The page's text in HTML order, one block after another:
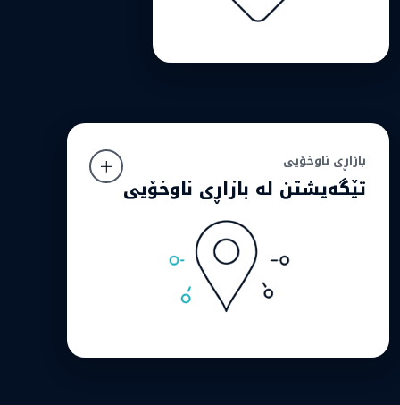
بازاڕی ناوخۆیی
تێگەیشتن لە بازاڕی ناوخۆیی
بازاڕی ناوخۆیی
تێگەیشتن لە بازاڕی ناوخۆیی
لە ئاستەنگەکانی کڕیاران لە عێراق و ناوچەکە تێدەگەین،
بەتایبەت لە ڕێگاکانی پارەدان، ئاسانی گەیشتن بە
خزمەتگوزارییە جیهانییەکان و پشتگیری بە زمانی گونجاو.